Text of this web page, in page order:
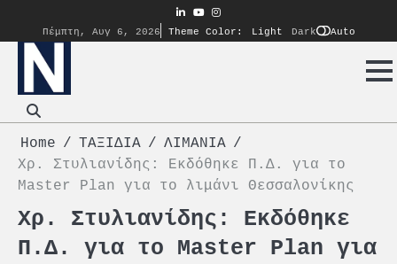
content
linkedin
youtube
instagram
Πέμπτη, Αυγ 6, 2026
Theme Color: Light Dark Auto
Home ΤΑΞΙΔΙΑ
ΛΙΜΑΝΙΑ
Χρ. Στυλιανίδης: Εκδόθηκε Π.Δ. για το
Master Plan για το λιμάνι Θεσσαλονίκης
Χρ. Στυλιανίδης: Εκδόθηκε
Π.Δ. για το Master Plan για